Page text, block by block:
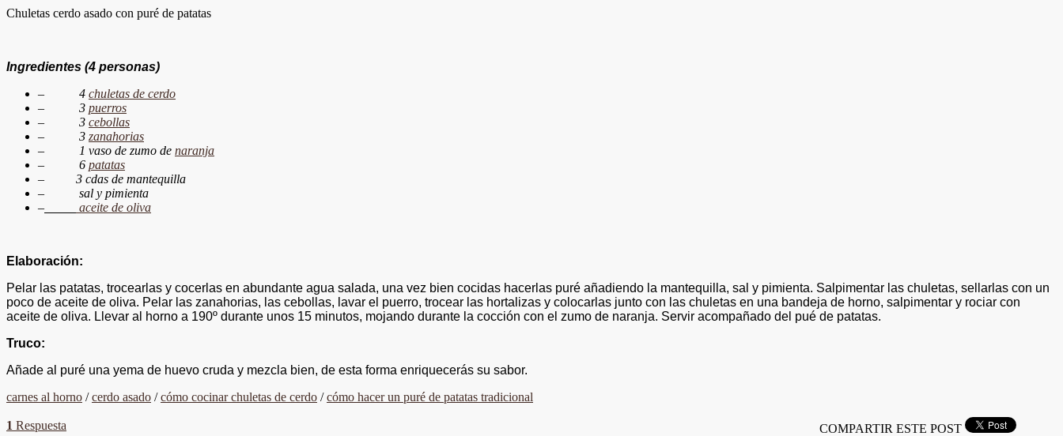
Chuletas cerdo asado con puré de patatas
Ingredientes (4 personas)
–
4 chuletas de cerdo
–
3 puerros
–
3 cebollas
–
3 zanahorias
–
1 vaso de zumo de naranja
–
6 patatas
–
3 cdas de mantequilla
–
sal y pimienta
–
aceite de oliva
Elaboración:
Pelar las patatas, trocearlas y cocerlas en abundante agua salada, una vez bien cocidas hacerlas puré añadiendo la mantequilla, sal y pimienta. Salpimentar las chuletas, sellarlas con un
poco de aceite de oliva. Pelar las zanahorias, las cebollas, lavar el puerro, trocear las hortalizas y colocarlas junto con las chuletas en una bandeja de horno, salpimentar y rociar con
aceite de oliva. Llevar al horno a 190º durante unos 15 minutos, mojando durante la cocción con el zumo de naranja. Servir acompañado del pué de patatas.
Truco:
Añade al puré una yema de huevo cruda y mezcla bien, de esta forma enriquecerás su sabor.
carnes al horno /cerdo asado /cómo cocinar chuletas de cerdo /cómo hacer un puré de patatas tradicional
1 Respuesta COMPARTIR ESTE POST